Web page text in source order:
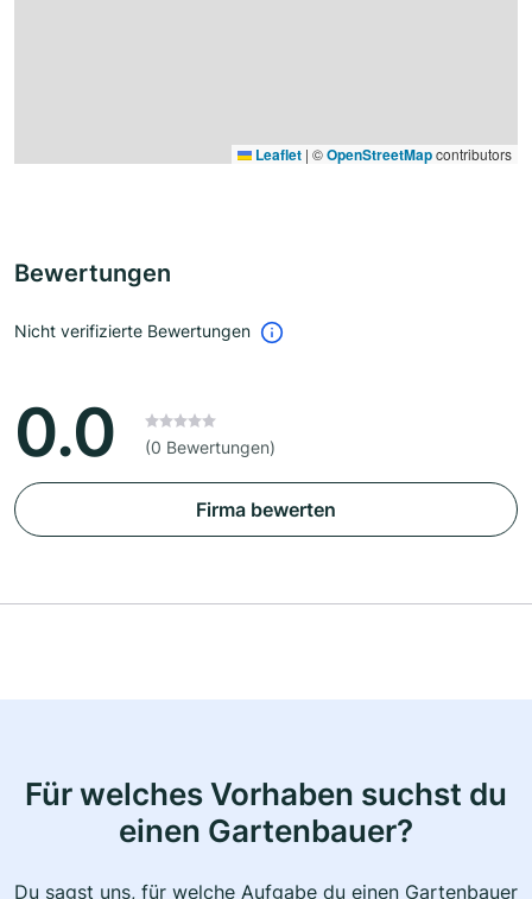
Leaflet | ©OpenStreetMapcontributors
Bewertungen
Nicht verifizierte Bewertungen
0.0 (0 Bewertungen)
Firma bewerten
Für welches Vorhaben suchst du
einen Gartenbauer?
Du sagst uns, für welche Aufgabe du einen Gartenbauer